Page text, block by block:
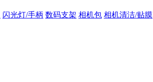
闪光灯/手柄 数码支架 相机包 相机清洁/贴膜